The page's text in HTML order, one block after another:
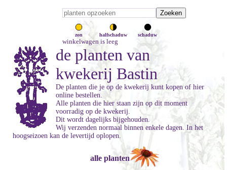
zon halfschaduw schaduw
winkelwagen is leeg
de planten van
kwekerij Bastin
De planten die je op de kwekerij kunt kopen of hier
online bestellen.
Alle planten die hier staan zijn op dit moment
voorradig op de kwekerij.
Dit wordt dagelijks bijgehouden.
Wij verzenden normaal binnen enkele dagen. In het
hoogseizoen kan de levertijd oplopen.
alle planten